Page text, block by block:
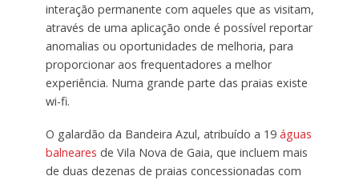
interação permanente com aqueles que as visitam,
através de uma aplicação onde é possível reportar
anomalias ou oportunidades de melhoria, para
proporcionar aos frequentadores a melhor
experiência. Numa grande parte das praias existe
wi-fi.
O galardão da Bandeira Azul, atribuído a 19 águas
balneares de Vila Nova de Gaia, que incluem mais
de duas dezenas de praias concessionadas com